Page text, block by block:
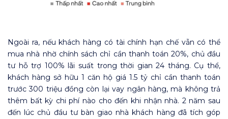
Ngoài ra, nếu khách hàng có tài chính hạn chế vẫn có thể
mua nhà nhờ chính sách chỉ cần thanh toán 20%, chủ đầu
tư hỗ trợ 100% lãi suất trong thời gian 24 tháng. Cụ thể,
khách hàng sở hữu 1 căn hộ giá 1.5 tỷ chỉ cần thanh toán
trước 300 triệu đồng còn lại vay ngân hàng, mà không trả
thêm bất kỳ chi phí nào cho đến khi nhận nhà. 2 năm sau
đến lúc chủ đầu tư bàn giao nhà khách hàng đã tích góp